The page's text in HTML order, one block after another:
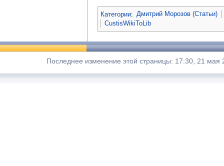
Категории: Дмитрий Морозов (Статьи)
CustisWikiToLib
Последнее изменение этой страницы: 17:30, 21 мая